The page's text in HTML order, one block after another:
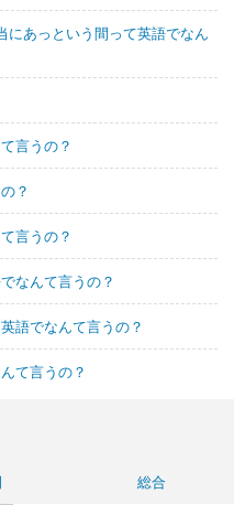
にあっという間って英語でなん
言うの？
？
言うの？
なんて言うの？
語でなんて言うの？
て言うの？
総合